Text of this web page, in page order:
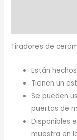
Tiradores de
Están
Tienen un
Se pueden
puertas de
Disponibles
muestra en